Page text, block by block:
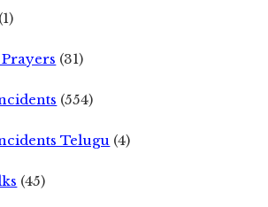
(1)
(31)
(554)
Telugu (4)
(45)